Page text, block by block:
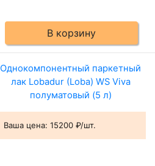
В корзину
Однокомпонентный паркетный
лак Lobadur (Loba) WS Viva
полуматовый (5 л)
Ваша цена: 15200 ₽/шт.